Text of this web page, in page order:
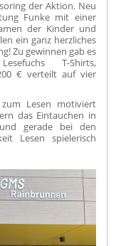
der Aktion. Neu
Funke mit einer
der Kinder und
ein ganz herzliches
Zu gewinnen gab es
T-Shirts,
€ verteilt auf vier
Lesen motiviert
das Eintauchen in
gerade bei den
Lesen spielerisch